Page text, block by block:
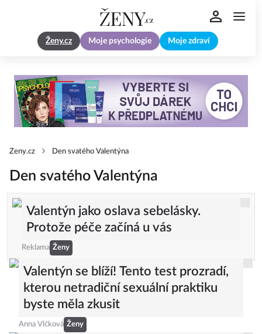
Ženy.cz Moje psychologie Moje zdraví
Zeny.cz Den svatého Valentýna
Den svatého Valentýna
Valentýn jako oslava sebelásky.
Protože péče začíná u vás
Reklama Ženy
Valentýn se blíží! Tento test prozradí,
kterou netradiční sexuální praktiku
byste měla zkusit
Anna Vlčková Ženy